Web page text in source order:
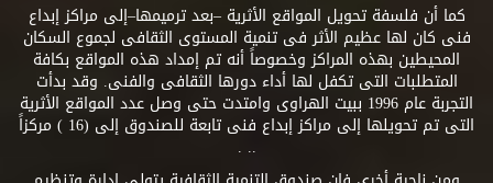
كما أن فلسفة تحويل المواقع الأثرية –بعد ترميمها–إلى مراكز إبداع
فنى كان لها عظيم الأثر فى تنمية المستوى الثقافى لجموع السكان
المحيطين بهذه المراكز وخصوصاً أنه تم إمداد هذه المواقع بكافة
المتطلبات التى تكفل لها أداء دورها الثقافى والفنى. وقد بدأت
التجربة عام 1996 ببيت الهراوى وامتدت حتى وصل عدد المواقع الأثرية
التى تم تحويلها إلى مراكز إبداع فنى تابعة للصندوق إلى (16 ) مركزاً
.. .